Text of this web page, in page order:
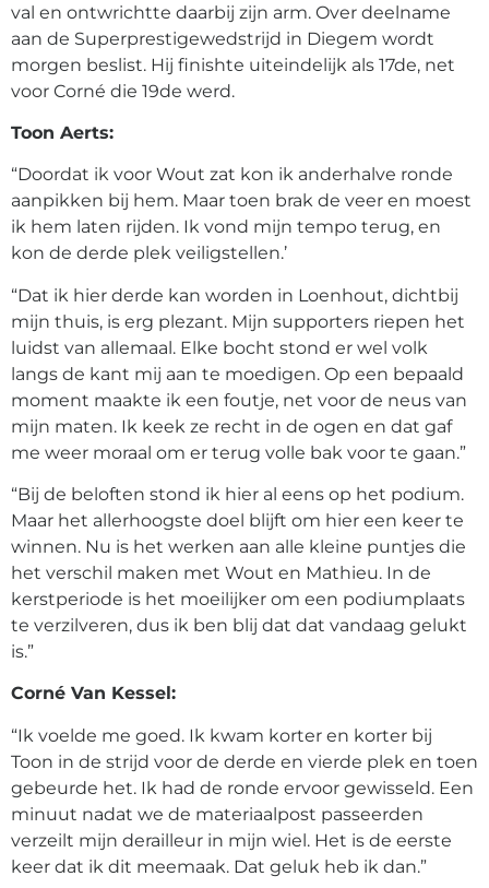
val en ontwrichtte daarbij zijn arm. Over deelname
aan de Superprestigewedstrijd in Diegem wordt
morgen beslist. Hij finishte uiteindelijk als 17de, net
voor Corné die 19de werd.
Toon Aerts:
“Doordat ik voor Wout zat kon ik anderhalve ronde
aanpikken bij hem. Maar toen brak de veer en moest
ik hem laten rijden. Ik vond mijn tempo terug, en
kon de derde plek veiligstellen.’
“Dat ik hier derde kan worden in Loenhout, dichtbij
mijn thuis, is erg plezant. Mijn supporters riepen het
luidst van allemaal. Elke bocht stond er wel volk
langs de kant mij aan te moedigen. Op een bepaald
moment maakte ik een foutje, net voor de neus van
mijn maten. Ik keek ze recht in de ogen en dat gaf
me weer moraal om er terug volle bak voor te gaan.”
“Bij de beloften stond ik hier al eens op het podium.
Maar het allerhoogste doel blijft om hier een keer te
winnen. Nu is het werken aan alle kleine puntjes die
het verschil maken met Wout en Mathieu. In de
kerstperiode is het moeilijker om een podiumplaats
te verzilveren, dus ik ben blij dat dat vandaag gelukt
is.”
Corné Van Kessel:
“Ik voelde me goed. Ik kwam korter en korter bij
Toon in de strijd voor de derde en vierde plek en toen
gebeurde het. Ik had de ronde ervoor gewisseld. Een
minuut nadat we de materiaalpost passeerden
verzeilt mijn derailleur in mijn wiel. Het is de eerste
keer dat ik dit meemaak. Dat geluk heb ik dan.”